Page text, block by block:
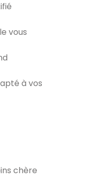
vous
à vos
chère